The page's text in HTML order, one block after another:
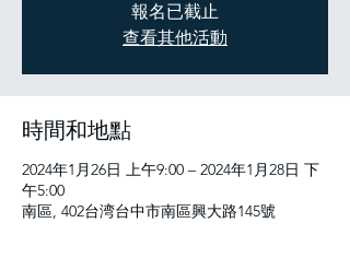
報名已截止
查看其他活動
時間和地點
2024年1月26日 上午9:00 – 2024年1月28日 下
午5:00
南區, 402台湾台中市南區興大路145號